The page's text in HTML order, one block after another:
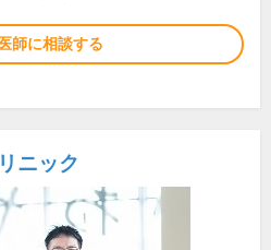
師に相談する
ニック